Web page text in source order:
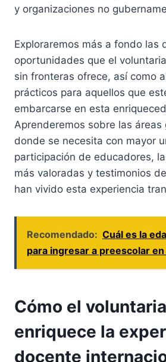
y organizaciones no
Exploraremos más a fondo las
oportunidades que el
sin fronteras ofrece, así como
prácticos para aquellos que
embarcarse en esta
Aprenderemos sobre las áreas
donde se necesita con mayor
participación de educadores,
más valoradas y testimonios
han vivido esta experiencia
Recomendado: Cuál es la
para ingresar a preescolar
Cómo el
enriquece la
docente